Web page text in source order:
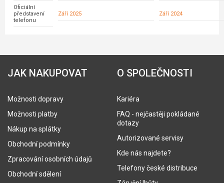
Oficiální
představení
telefonu
Září 2025 Září 2024
JAK NAKUPOVAT
Možnosti dopravy
Možnosti platby
Nákup na splátky
Obchodní podmínky
Zpracování osobních údajů
Obchodní sdělení
O SPOLEČNOSTI
Kariéra
FAQ - nejčastěji pokládané
dotazy
Autorizované servisy
Kde nás najdete?
Telefony české distribuce